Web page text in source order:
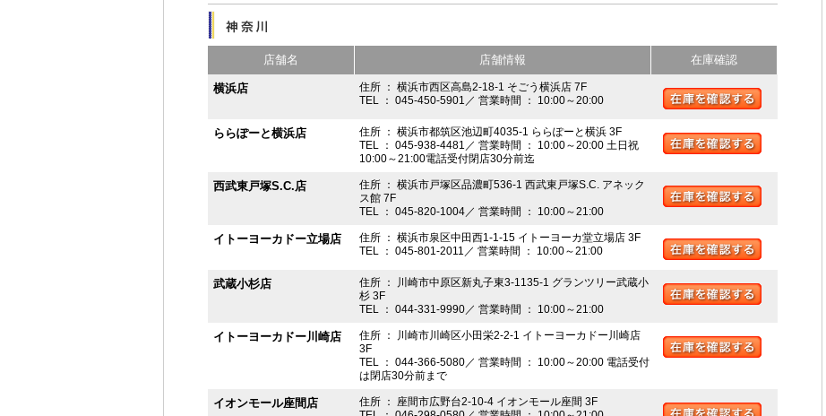
店舗名 店舗情報 在庫確認
横浜店
住所 ： 横浜市西区高島2-18-1 そごう横浜店 7F
TEL ： 045-450-5901／ 営業時間 ： 10:00～20:00
ららぽーと横浜店
住所 ： 横浜市都筑区池辺町4035-1 ららぽーと横浜 3F
TEL ： 045-938-4481／ 営業時間 ： 10:00～20:00 土日祝
10:00～21:00電話受付閉店30分前迄
西武東戸塚S.C.店
住所 ： 横浜市戸塚区品濃町536-1 西武東戸塚S.C. アネック
ス館 7F
TEL ： 045-820-1004／ 営業時間 ： 10:00～21:00
イトーヨーカドー立場店
住所 ： 横浜市泉区中田西1-1-15 イトーヨーカ堂立場店 3F
TEL ： 045-801-2011／ 営業時間 ： 10:00～21:00
武蔵小杉店
住所 ： 川崎市中原区新丸子東3-1135-1 グランツリー武蔵小
杉 3F
TEL ： 044-331-9990／ 営業時間 ： 10:00～21:00
イトーヨーカドー川崎店
住所 ： 川崎市川崎区小田栄2-2-1 イトーヨーカドー川崎店
3F
TEL ： 044-366-5080／ 営業時間 ： 10:00～20:00 電話受付
は閉店30分前まで
イオンモール座間店
住所 ： 座間市広野台2-10-4 イオンモール座間 3F